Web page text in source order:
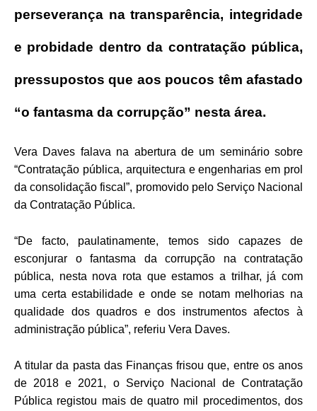
perseverança na transparência, integridade
e probidade dentro da contratação pública,
pressupostos que aos poucos têm afastado
“o fantasma da corrupção” nesta área.
Vera Daves falava na abertura de um seminário sobre
“Contratação pública, arquitectura e engenharias em prol
da consolidação fiscal”, promovido pelo Serviço Nacional
da Contratação Pública.
“De facto, paulatinamente, temos sido capazes de
esconjurar o fantasma da corrupção na contratação
pública, nesta nova rota que estamos a trilhar, já com
uma certa estabilidade e onde se notam melhorias na
qualidade dos quadros e dos instrumentos afectos à
administração pública”, referiu Vera Daves.
A titular da pasta das Finanças frisou que, entre os anos
de 2018 e 2021, o Serviço Nacional de Contratação
Pública registou mais de quatro mil procedimentos, dos